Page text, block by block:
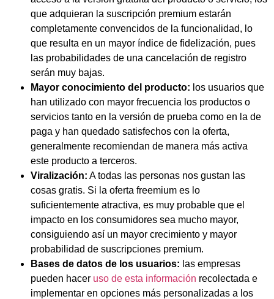
que adquieran la suscripción premium estarán
completamente convencidos de la funcionalidad, lo
que resulta en un mayor índice de fidelización, pues
las probabilidades de una cancelación de registro
serán muy bajas.
Mayor conocimiento del producto: los usuarios que
han utilizado con mayor frecuencia los productos o
servicios tanto en la versión de prueba como en la de
paga y han quedado satisfechos con la oferta,
generalmente recomiendan de manera más activa
este producto a terceros.
Viralización: A todas las personas nos gustan las
cosas gratis. Si la oferta freemium es lo
suficientemente atractiva, es muy probable que el
impacto en los consumidores sea mucho mayor,
consiguiendo así un mayor crecimiento y mayor
probabilidad de suscripciones premium.
Bases de datos de los usuarios: las empresas
pueden hacer uso de esta información recolectada e
implementar en opciones más personalizadas a los